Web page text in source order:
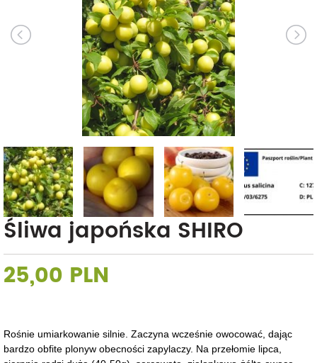
Śliwa japońska SHIRO
25,00 PLN
Rośnie umiarkowanie silnie. Zaczyna wcześnie owocować, dając
bardzo obfite plonyw obecności zapylaczy. Na przełomie lipca,